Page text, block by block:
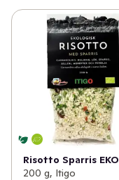
Risotto Sparris EKO
200 g, Itigo